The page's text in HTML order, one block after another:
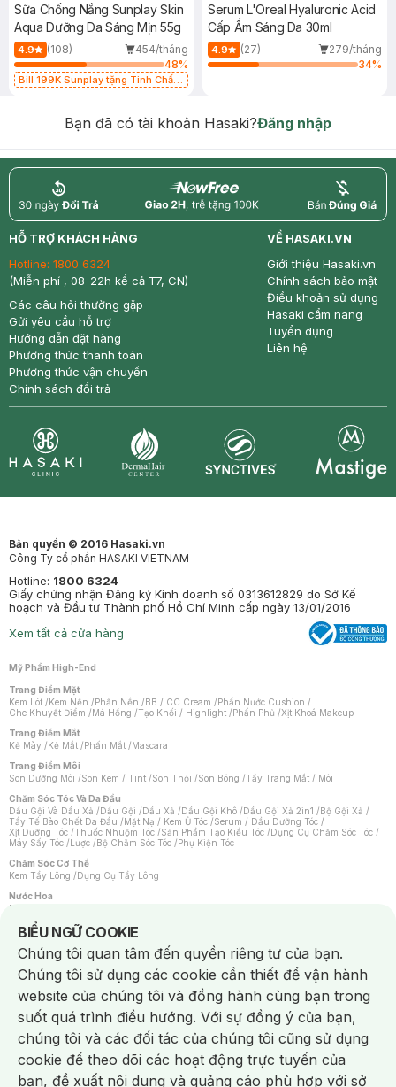
Sữa Chống Nắng Sunplay Skin
Aqua Dưỡng Da Sáng Mịn 55g
4.9 (108)
454/tháng
48%
Bill 199K Sunplay tặng Tinh Chất
Serum L'Oreal Hyaluronic Acid
Cấp Ẩm Sáng Da 30ml
4.9 (27)
279/tháng
34%
Bạn đã có tài khoản Hasaki?Đăng nhập
return nowfree price
HỖ TRỢ KHÁCH HÀNG
Hotline: 1800 6324
(Miễn phí , 08-22h kể cả T7, CN)
Các câu hỏi thường gặp
Gửi yêu cầu hỗ trợ
Hướng dẫn đặt hàng
Phương thức thanh toán
Phương thức vận chuyển
Chính sách đổi trả
VỀ HASAKI.VN
Giới thiệu Hasaki.vn
Chính sách bảo mật
Điều khoản sử dụng
Hasaki cẩm nang
Tuyển dụng
Liên hệ
Bản quyền © 2016 Hasaki.vn
Công Ty cổ phần HASAKI VIETNAM
Hotline: 1800 6324
Giấy chứng nhận Đăng ký Kinh doanh số 0313612829 do Sở Kế
hoạch và Đầu tư Thành phố Hồ Chí Minh cấp ngày 13/01/2016
Xem tất cả cửa hàng
Mỹ Phẩm High-End
Trang Điểm Mặt
Kem Lót /Kem Nền /Phấn Nền /BB / CC Cream /Phấn Nước Cushion /
Che Khuyết Điểm /Má Hồng /Tạo Khối / Highlight /Phấn Phủ /Xịt Khoá Makeup
Trang Điểm Mắt
Kẻ Mày /Kẻ Mắt /Phấn Mắt /Mascara
Trang Điểm Môi
Son Dưỡng Môi /Son Kem / Tint /Son Thỏi /Son Bóng /Tẩy Trang Mắt / Môi
Chăm Sóc Tóc Và Da Đầu
Dầu Gội Và Dầu Xả /Dầu Gội /Dầu Xả /Dầu Gội Khô /Dầu Gội Xả 2in1 /Bộ Gội Xả /
Tẩy Tế Bào Chết Da Đầu /Mặt Nạ / Kem Ủ Tóc /Serum / Dầu Dưỡng Tóc /
Xịt Dưỡng Tóc /Thuốc Nhuộm Tóc /Sản Phẩm Tạo Kiểu Tóc /Dụng Cụ Chăm Sóc Tóc /
Máy Sấy Tóc /Lược /Bộ Chăm Sóc Tóc /Phụ Kiện Tóc
Chăm Sóc Cơ Thể
Kem Tẩy Lông /Dụng Cụ Tẩy Lông
Nước Hoa
Nước Hoa Nữ
Chăm Sóc Cá Nhân
Chống Muỗi /Khẩu Trang /Máy Massage/Mặt Nạ Xông Hơi /Nước Rửa Tay/
Sản Phẩm Chăm Sóc Khác /Bàn Chải Đánh Răng /Bàn Chải Điện/
Hỗ Trợ Trắng Răng/Kem Đánh Răng /Máy Tăm Nước/ Nước Súc Miệng/
Tăm / Chỉ Nha Khoa/ Xịt Thơm Miệng / Dung Dịch Vệ Sinh/Dưỡng Vùng Kín/
Khăn Ướt Vệ Sinh Vùng Kín/Băng Vệ Sinh/Tampon/Bọt Cạo Râu /Dao Cạo Râu/
Máy Cạo Râu
Vấn Đề Về Da
Da Dầu / Lỗ Chân Lông To/ Da Khô / Mất Nước/ Da Lão Hóa/ Da Mụn/
Da Nhạy Cảm / Kích Ứng
Da Xỉn Màu Thâm / Nám / Tàn Nhang
Quầng Thâm & Bọng Mắt /Sẹo /Viêm Da Cơ Địa
Dụng Cụ / Phụ Kiện Chăm Sóc Da
BIỂU NGỮ COOKIE
Notice about cookies usage
Chúng tôi quan tâm đến quyền riêng tư của bạn.
Chúng tôi sử dụng các cookie cần thiết để vận hành
website của chúng tôi và đồng hành cùng bạn trong
suốt quá trình điều hướng. Với sự đồng ý của bạn,
chúng tôi và các đối tác của chúng tôi cũng sử dụng
cookie để theo dõi các hoạt động trực tuyến của
bạn, đề xuất nội dung và quảng cáo phù hợp với sở